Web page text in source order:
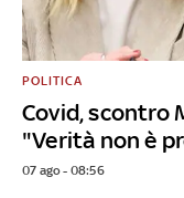
Covid, scontro
"Verità non è
POLITICA
07 ago - 08:56